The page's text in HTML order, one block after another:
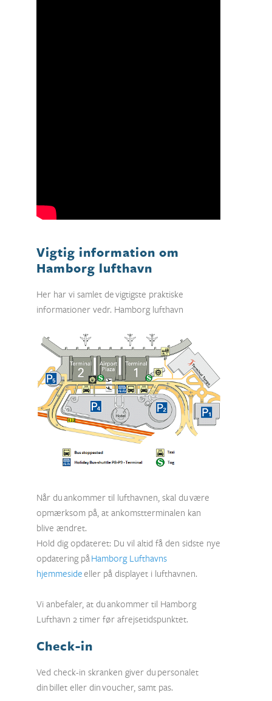
Vigtig information om
Hamborg lufthavn
Her har vi samlet de vigtigste praktiske
informationer vedr. Hamborg lufthavn
Når du ankommer til lufthavnen, skal du være
opmærksom på, at ankomstterminalen kan
blive ændret.
Hold dig opdateret: Du vil altid få den sidste nye
opdatering på Hamborg Lufthavns
hjemmesideeller på displayet i lufthavnen.
Vi anbefaler, at du ankommer til Hamborg
Lufthavn 2 timer før afrejsetidspunktet.
Check-in
Ved check-in skranken giver du personalet
din billet eller din voucher, samt pas.